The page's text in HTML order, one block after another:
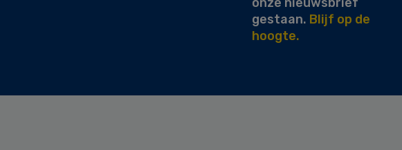
gestaan. Blijf op de
hoogte.